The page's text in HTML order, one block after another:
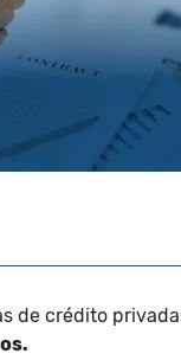
de crédito